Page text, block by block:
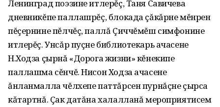
Ленинград поэзине итлерĕç‚ Таня Савичева
дневникĕпе паллашрĕç‚ блокада çăкăрне мĕнрен
пĕçернине пĕлчĕç‚ паллă Çиччĕмĕш симфонине
итлерĕç. Унсăр пуçне библиотекарь ачасене
Н.Ходза çырнă «Дорога жизни» кĕнекипе
паллашма сĕнчĕ. Нисон Ходза ачасене
ăнланмалла чĕлхепе паттăрсен пурнăçне çырса
кăтартнă. Çак датăна халалланă мероприятисем